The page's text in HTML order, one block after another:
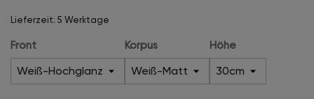
Lieferzeit: 5 Werktage
Front Korpus Höhe